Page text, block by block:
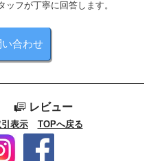
フが丁寧に回答します。
合わせ
レビュー
表示 TOPへ戻る